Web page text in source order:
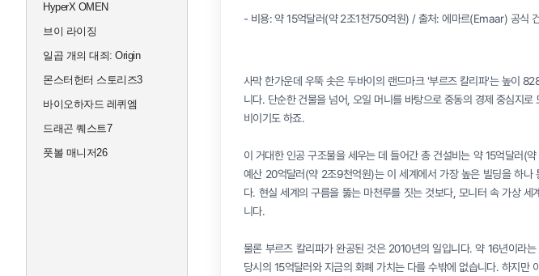
HyperX OMEN
브이 라이징
일곱 개의 대죄: Origin
몬스터헌터 스토리즈3
바이오하자드 레퀴엠
드래곤 퀘스트7
풋볼 매니저26
- 비용: 약 15억달러(약 2조1천750억원) / 출처: 에마르(Emaar) 공식
사막 한가운데 우뚝 솟은 두바이의 랜드마크 '부르즈 칼리파'는 높이
니다. 단순한 건물을 넘어, 오일 머니를 바탕으로 중동의 경제 중심지
비이기도 하죠.
이 거대한 인공 구조물을 세우는 데 들어간 총 건설비는 약 15억달러(
예산 20억달러(약 2조9천억원)는 이 세계에서 가장 높은 빌딩을 하
다. 현실 세계의 구름을 뚫는 마천루를 짓는 것보다, 모니터 속 가상
니다.
물론 부르즈 칼리파가 완공된 것은 2010년의 일입니다. 약 16년이라
당시의 15억달러와 지금의 화폐 가치는 다를 수밖에 없습니다. 하지만